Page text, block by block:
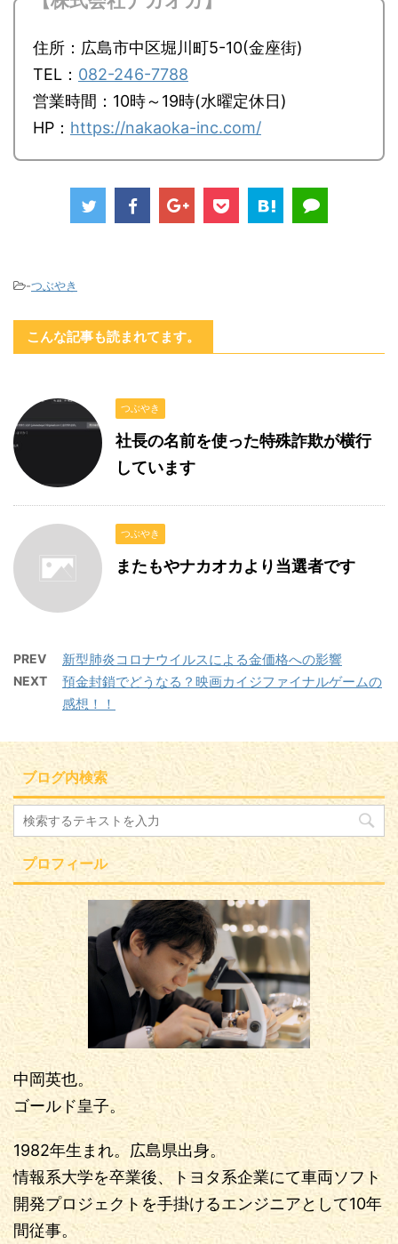
住所：広島市中区堀川町5-10(金座街)
TEL： 082-246-7788
営業時間：10時～19時(水曜定休日)
HP： https://nakaoka-inc.com/
-つぶやき
こんな記事も読まれてます。
つぶやき
社長の名前を使った特殊詐欺が横行
しています
つぶやき
またもやナカオカより当選者です
PREV 新型肺炎コロナウイルスによる金価格への影響
NEXT
預金封鎖でどうなる？映画カイジファイナルゲームの
感想！！
ブログ内検索
プロフィール
中岡英也。
ゴールド皇子。
1982年生まれ。広島県出身。
情報系大学を卒業後、トヨタ系企業にて車両ソフト
開発プロジェクトを手掛けるエンジニアとして10年
間従事。